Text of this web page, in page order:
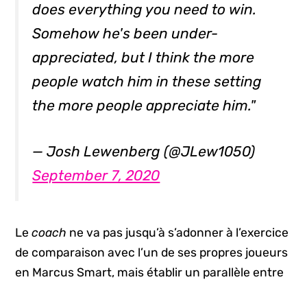
does everything you need to win.
Somehow he's been under-
appreciated, but I think the more
people watch him in these setting
the more people appreciate him."
— Josh Lewenberg (@JLew1050)
September 7, 2020
Lecoach ne va pas jusqu’à s’adonner à l’exercice
de comparaison avec l’un de ses propres joueurs
en Marcus Smart, mais établir un parallèle entre